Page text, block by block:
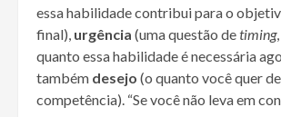
essa habilidade contribui para o
final), urgência (uma questão detiming
quanto essa habilidade é necessária
também desejo (o quanto você quer
competência). “Se você não leva em